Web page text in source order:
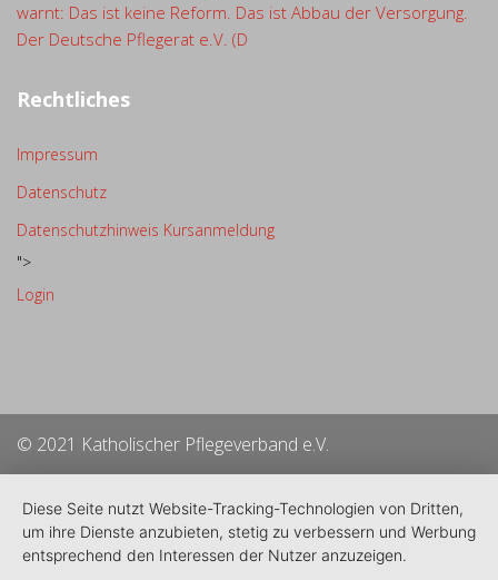
warnt: Das ist keine Reform. Das ist Abbau der Versorgung.
Der Deutsche Pflegerat e.V. (D
Rechtliches
Impressum
Datenschutz
Datenschutzhinweis Kursanmeldung
">
Login
© 2021 Katholischer Pflegeverband e.V.
Diese Seite nutzt Website-Tracking-Technologien von Dritten,
um ihre Dienste anzubieten, stetig zu verbessern und Werbung
entsprechend den Interessen der Nutzer anzuzeigen.